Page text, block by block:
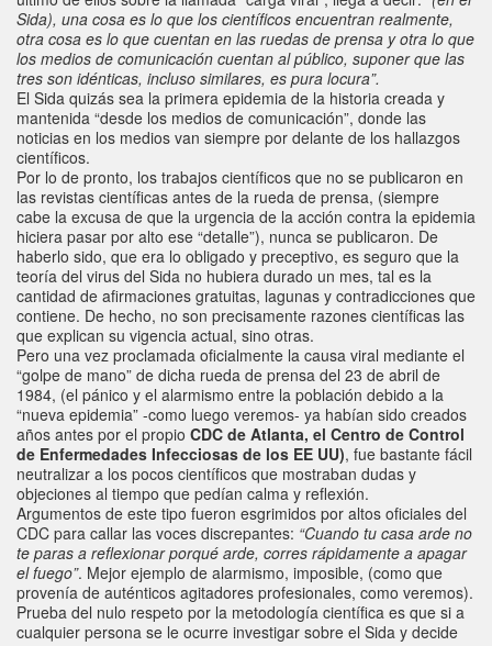
Sida), una cosa es lo que los científicos encuentran realmente,
otra cosa es lo que cuentan en las ruedas de prensa y otra lo que
los medios de comunicación cuentan al público, suponer que las
tres son idénticas, incluso similares, es pura locura”.
El Sida quizás sea la primera epidemia de la historia creada y
mantenida “desde los medios de comunicación”, donde las
noticias en los medios van siempre por delante de los hallazgos
científicos.
Por lo de pronto, los trabajos científicos que no se publicaron en
las revistas científicas antes de la rueda de prensa, (siempre
cabe la excusa de que la urgencia de la acción contra la epidemia
hiciera pasar por alto ese “detalle”), nunca se publicaron. De
haberlo sido, que era lo obligado y preceptivo, es seguro que la
teoría del virus del Sida no hubiera durado un mes, tal es la
cantidad de afirmaciones gratuitas, lagunas y contradicciones que
contiene. De hecho, no son precisamente razones científicas las
que explican su vigencia actual, sino otras.
Pero una vez proclamada oficialmente la causa viral mediante el
“golpe de mano” de dicha rueda de prensa del 23 de abril de
1984, (el pánico y el alarmismo entre la población debido a la
“nueva epidemia” -como luego veremos- ya habían sido creados
años antes por el propio CDC de Atlanta, el Centro de Control
de Enfermedades Infecciosas de los EE UU), fue bastante fácil
neutralizar a los pocos científicos que mostraban dudas y
objeciones al tiempo que pedían calma y reflexión.
Argumentos de este tipo fueron esgrimidos por altos oficiales del
CDC para callar las voces discrepantes: “Cuando tu casa arde no
te paras a reflexionar porqué arde, corres rápidamente a apagar
el fuego”. Mejor ejemplo de alarmismo, imposible, (como que
provenía de auténticos agitadores profesionales, como veremos).
Prueba del nulo respeto por la metodología científica es que si a
cualquier persona se le ocurre investigar sobre el Sida y decide